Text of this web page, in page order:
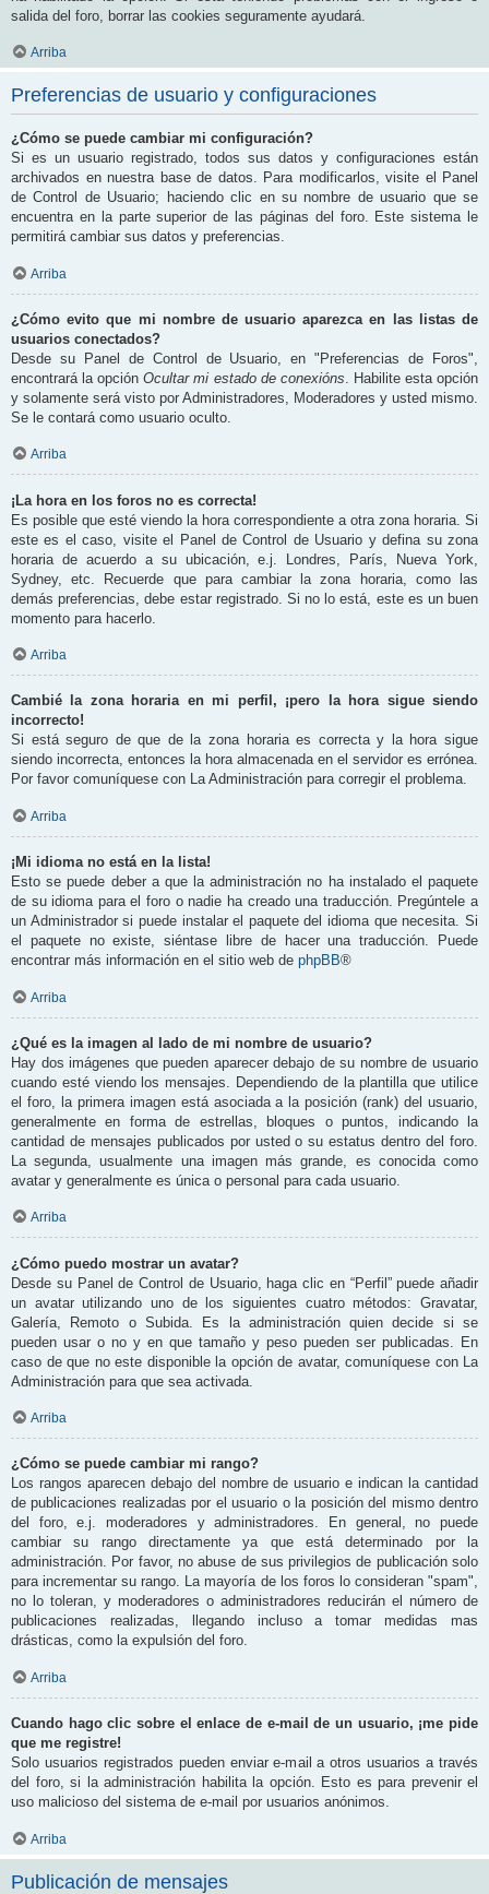
salida del foro, borrar las cookies seguramente ayudará.
Arriba
Preferencias de usuario y configuraciones
¿Cómo se puede cambiar mi configuración?
Si es un usuario registrado, todos sus datos y configuraciones están
archivados en nuestra base de datos. Para modificarlos, visite el Panel
de Control de Usuario; haciendo clic en su nombre de usuario que se
encuentra en la parte superior de las páginas del foro. Este sistema le
permitirá cambiar sus datos y preferencias.
Arriba
¿Cómo evito que mi nombre de usuario aparezca en las listas de
usuarios conectados?
Desde su Panel de Control de Usuario, en "Preferencias de Foros",
encontrará la opciónOcultar mi estado de conexións . Habilite esta opción
y solamente será visto por Administradores, Moderadores y usted mismo.
Se le contará como usuario oculto.
Arriba
¡La hora en los foros no es correcta!
Es posible que esté viendo la hora correspondiente a otra zona horaria. Si
este es el caso, visite el Panel de Control de Usuario y defina su zona
horaria de acuerdo a su ubicación, e.j. Londres, París, Nueva York,
Sydney, etc. Recuerde que para cambiar la zona horaria, como las
demás preferencias, debe estar registrado. Si no lo está, este es un buen
momento para hacerlo.
Arriba
Cambié la zona horaria en mi perfil, ¡pero la hora sigue siendo
incorrecto!
Si está seguro de que de la zona horaria es correcta y la hora sigue
siendo incorrecta, entonces la hora almacenada en el servidor es errónea.
Por favor comuníquese con La Administración para corregir el problema.
Arriba
¡Mi idioma no está en la lista!
Esto se puede deber a que la administración no ha instalado el paquete
de su idioma para el foro o nadie ha creado una traducción. Pregúntele a
un Administrador si puede instalar el paquete del idioma que necesita. Si
el paquete no existe, siéntase libre de hacer una traducción. Puede
encontrar más información en el sitio web de phpBB®
Arriba
¿Qué es la imagen al lado de mi nombre de usuario?
Hay dos imágenes que pueden aparecer debajo de su nombre de usuario
cuando esté viendo los mensajes. Dependiendo de la plantilla que utilice
el foro, la primera imagen está asociada a la posición (rank) del usuario,
generalmente en forma de estrellas, bloques o puntos, indicando la
cantidad de mensajes publicados por usted o su estatus dentro del foro.
La segunda, usualmente una imagen más grande, es conocida como
avatar y generalmente es única o personal para cada usuario.
Arriba
¿Cómo puedo mostrar un avatar?
Desde su Panel de Control de Usuario, haga clic en “Perfil” puede añadir
un avatar utilizando uno de los siguientes cuatro métodos: Gravatar,
Galería, Remoto o Subida. Es la administración quien decide si se
pueden usar o no y en que tamaño y peso pueden ser publicadas. En
caso de que no este disponible la opción de avatar, comuníquese con La
Administración para que sea activada.
Arriba
¿Cómo se puede cambiar mi rango?
Los rangos aparecen debajo del nombre de usuario e indican la cantidad
de publicaciones realizadas por el usuario o la posición del mismo dentro
del foro, e.j. moderadores y administradores. En general, no puede
cambiar su rango directamente ya que está determinado por la
administración. Por favor, no abuse de sus privilegios de publicación solo
para incrementar su rango. La mayoría de los foros lo consideran "spam",
no lo toleran, y moderadores o administradores reducirán el número de
publicaciones realizadas, llegando incluso a tomar medidas mas
drásticas, como la expulsión del foro.
Arriba
Cuando hago clic sobre el enlace de e-mail de un usuario, ¡me pide
que me registre!
Solo usuarios registrados pueden enviar e-mail a otros usuarios a través
del foro, si la administración habilita la opción. Esto es para prevenir el
uso malicioso del sistema de e-mail por usuarios anónimos.
Arriba
Publicación de mensajes